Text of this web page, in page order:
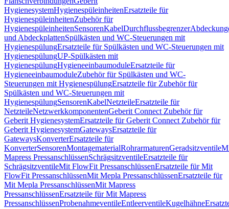
HygienesystemHygienespüleinheitenErsatzteile für
HygienespüleinheitenZubehör für
HygienespüleinheitenSensorenKabelDurchflussbegrenzer
und AbdeckplattenSpülkästen und WC-Steuerungen mit
HygienespülungErsatzteile für Spülkästen und WC-Steuerungen mit
HygienespülungUP-Spülkästen mit
HygienespülungHygieneeinbaumoduleErsatzteile für
HygieneeinbaumoduleZubehör für Spülkästen und WC-
Steuerungen mit HygienespülungErsatzteile für Zubehör für
Spülkästen und WC-Steuerungen mit
HygienespülungSensorenKabelNetzteileErsatzteile für
NetzteileNetzwerkkomponentenGeberit Connect Zubehör für
Geberit HygienesystemErsatzteile für Geberit Connect Zubehör für
Geberit HygienesystemGatewaysErsatzteile für
GatewaysKonverterErsatzteile für
KonverterSensorenMontagematerialRohrarmaturenGeradsitzventile
Mapress PressanschlüssenSchrägsitzventileErsatzteile für
SchrägsitzventileMit FlowFit PressanschlüssenErsatzteile für Mit
FlowFit PressanschlüssenMit Mepla PressanschlüssenErsatzteile für
Mit Mepla PressanschlüssenMit Mapress
PressanschlüssenErsatzteile für Mit Mapress
PressanschlüssenProbenahmeventileEntleerventileKugelhähne